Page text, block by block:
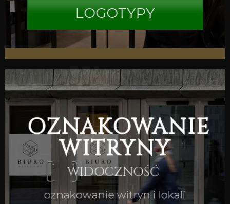
LOGOTYPY
OZNAKOWANIE
WITRYNY
WIDOCZNOŚĆ
oznakowanie witryn i lokali